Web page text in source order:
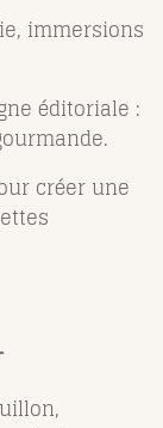
immersions
éditoriale :
créer une